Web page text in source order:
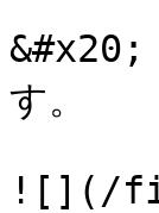
&#x20;
す。
![](/